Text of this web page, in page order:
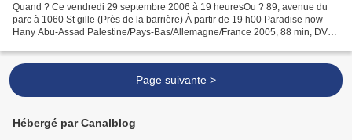
Quand ? Ce vendredi 29 septembre 2006 à 19 heuresOu ? 89, avenue du
parc à 1060 St gille (Près de la barrière) À partir de 19 h00 Paradise now
Hany Abu-Assad Palestine/Pays-Bas/Allemagne/France 2005, 88 min, DVD
Page suivante >
Hébergé par Canalblog